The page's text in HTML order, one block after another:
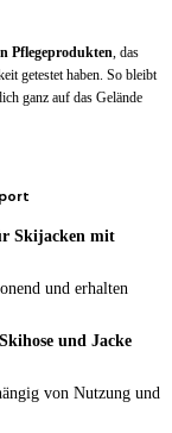
Pflegeprodukten , das
getestet haben. So bleibt
ganz auf das Gelände
Skijacken mit
und erhalten
und Jacke
von Nutzung und